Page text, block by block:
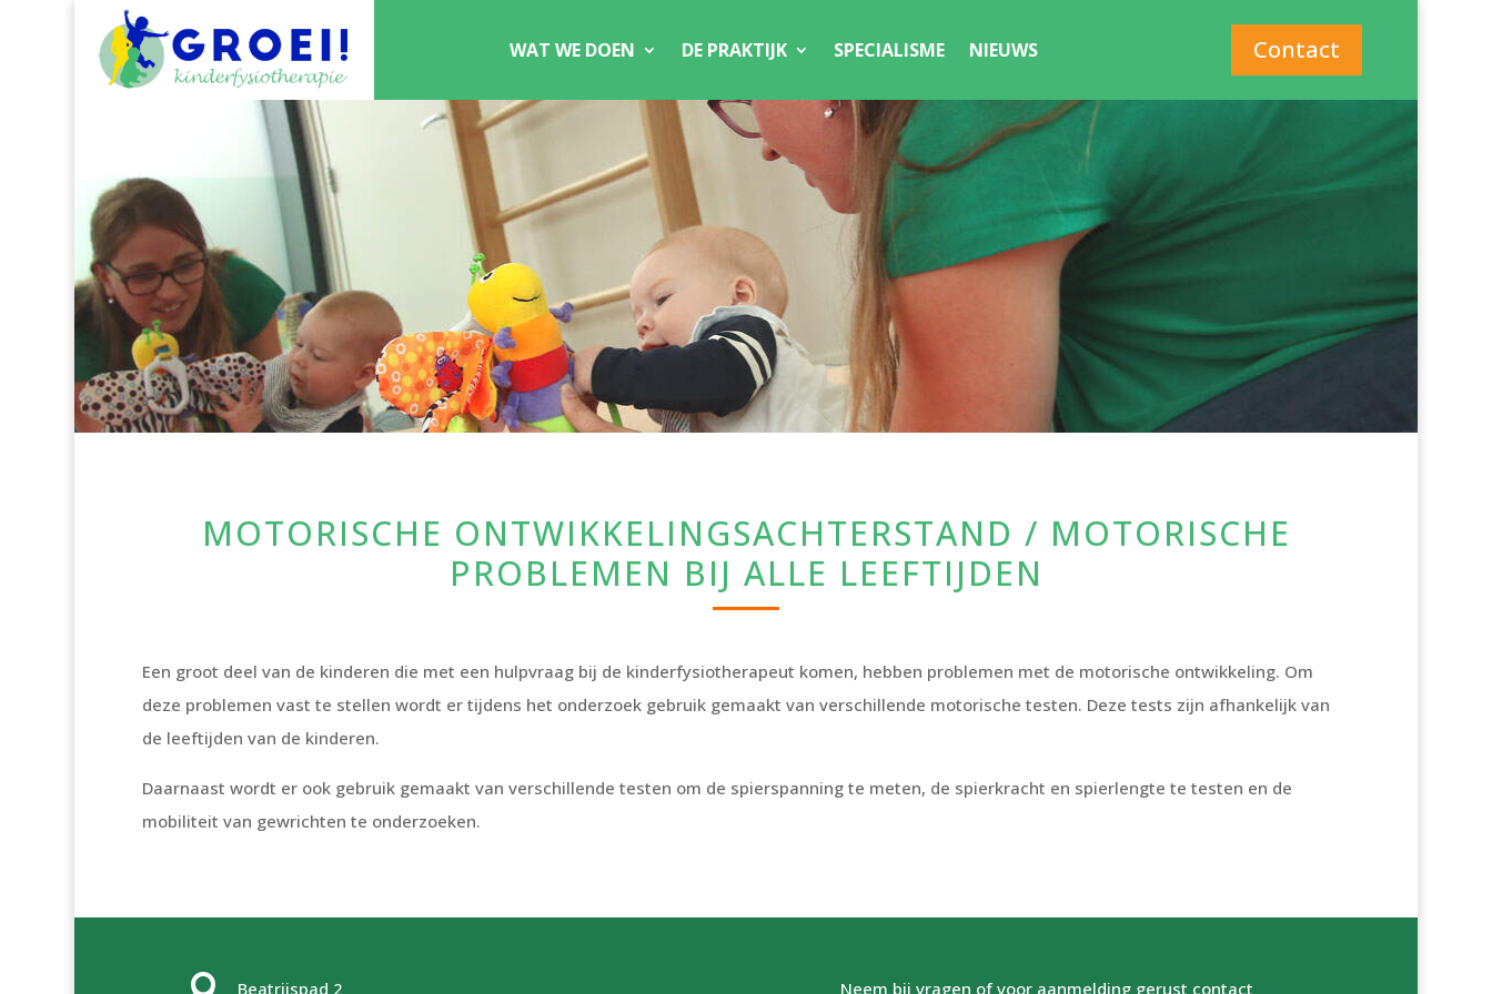
WAT WE DOEN DE PRAKTIJK SPECIALISME NIEUWS Contact
MOTORISCHE ONTWIKKELINGSACHTERSTAND / MOTORISCHE
PROBLEMEN BIJ ALLE LEEFTIJDEN
Een groot deel van de kinderen die met een hulpvraag bij de kinderfysiotherapeut komen, hebben problemen met de motorische ontwikkeling. Om
deze problemen vast te stellen wordt er tijdens het onderzoek gebruik gemaakt van verschillende motorische testen. Deze tests zijn afhankelijk van
de leeftijden van de kinderen.
Daarnaast wordt er ook gebruik gemaakt van verschillende testen om de spierspanning te meten, de spierkracht en spierlengte te testen en de
mobiliteit van gewrichten te onderzoeken.
Beatrijspad 2 Neem bij vragen of voor aanmelding gerust contact